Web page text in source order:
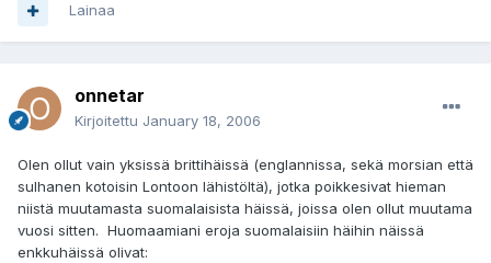
Lainaa
onnetar
Kirjoitettu January 18, 2006
Olen ollut vain yksissä brittihäissä (englannissa, sekä morsian että
sulhanen kotoisin Lontoon lähistöltä), jotka poikkesivat hieman
niistä muutamasta suomalaisista häissä, joissa olen ollut muutama
vuosi sitten. Huomaamiani eroja suomalaisiin häihin näissä
enkkuhäissä olivat: